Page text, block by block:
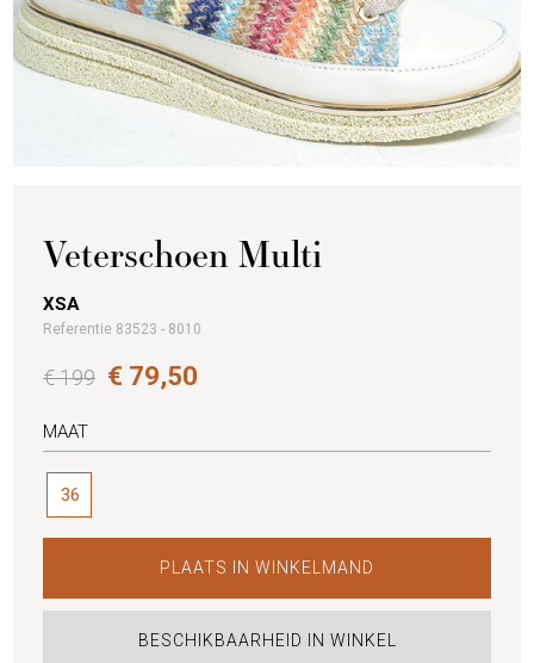
Veterschoen Multi
XSA
Referentie 83523 - 8010
€ 199 € 79,50
MAAT
36
PLAATS IN WINKELMAND
BESCHIKBAARHEID IN WINKEL